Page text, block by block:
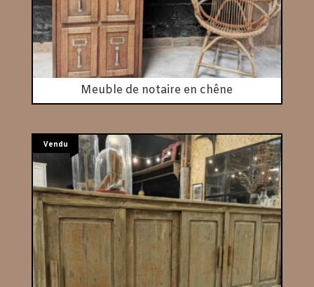
Meuble de notaire en chêne
Vendu